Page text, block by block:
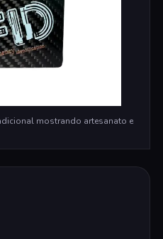
mostrando artesanato e